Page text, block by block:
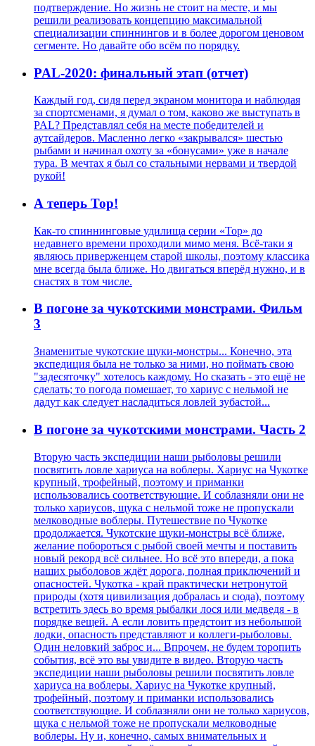
подтверждение. Но жизнь не стоит на месте, и мы
решили реализовать концепцию максимальной
специализации спиннингов и в более дорогом ценовом
сегменте. Но давайте обо всём по порядку.
PAL-2020: финальный этап (отчет)
Каждый год, сидя перед экраном монитора и наблюдая
за спортсменами, я думал о том, каково же выступать в
PAL? Представлял себя на месте победителей и
аутсайдеров. Масленно легко «закрывался» шестью
рыбами и начинал охоту за «бонусами» уже в начале
тура. В мечтах я был со стальными нервами и твердой
рукой!
А теперь Тор!
Как-то спиннинговые удилища серии «Тор» до
недавнего времени проходили мимо меня. Всё-таки я
являюсь приверженцем старой школы, поэтому классика
мне всегда была ближе. Но двигаться вперёд нужно, и в
снастях в том числе.
В погоне за чукотскими монстрами. Фильм
3
Знаменитые чукотские щуки-монстры... Конечно, эта
экспедиция была не только за ними, но поймать свою
"задесяточку" хотелось каждому. Но сказать - это ещё не
сделать; то погода помешает, то хариус с нельмой не
дадут как следует насладиться ловлей зубастой...
В погоне за чукотскими монстрами. Часть 2
Вторую часть экспедиции наши рыболовы решили
посвятить ловле хариуса на воблеры. Хариус на Чукотке
крупный, трофейный, поэтому и приманки
использовались соответствующие. И соблазняли они не
только хариусов, щука с нельмой тоже не пропускали
мелководные воблеры. Путешествие по Чукотке
продолжается. Чукотские щуки-монстры всё ближе,
желание побороться с рыбой своей мечты и поставить
новый рекорд всё сильнее. Но всё это впереди, а пока
наших рыболовов ждёт дорога, полная приключений и
опасностей. Чукотка - край практически нетронутой
природы (хотя цивилизация добралась и сюда), поэтому
встретить здесь во время рыбалки лося или медведя - в
порядке вещей. А если ловить предстоит из небольшой
лодки, опасность представляют и коллеги-рыболовы.
Один неловкий заброс и... Впрочем, не будем торопить
события, всё это вы увидите в видео. Вторую часть
экспедиции наши рыболовы решили посвятить ловле
хариуса на воблеры. Хариус на Чукотке крупный,
трофейный, поэтому и приманки использовались
соответствующие. И соблазняли они не только хариусов,
щука с нельмой тоже не пропускали мелководные
воблеры. Ну и, конечно, самых внимательных и